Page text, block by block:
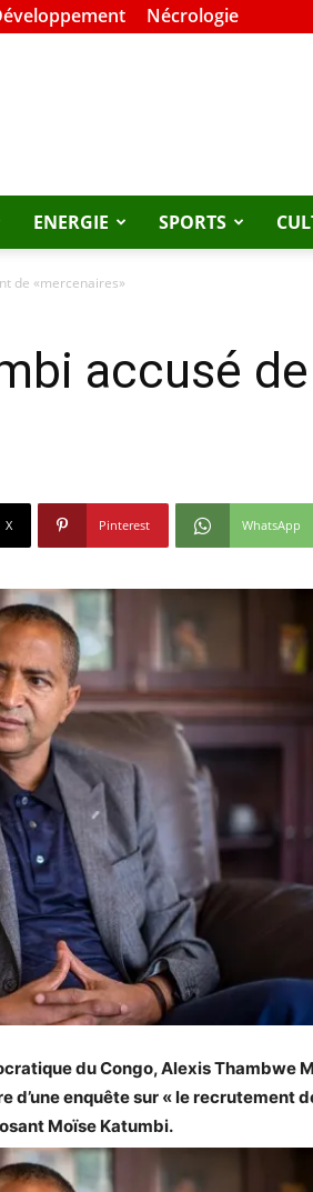
Nécrologie
ENERGIE SPORTS
de «mercenaires»
accusé
X Pinterest WhatsApp
du Congo, Alexis Thambwe
d’une enquête sur « le recrutement
Moïse Katumbi.